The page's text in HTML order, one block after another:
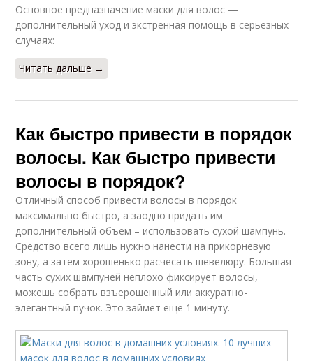
Основное предназначение маски для волос —
дополнительный уход и экстренная помощь в серьезных
случаях:
Читать дальше →
Как быстро привести в порядок
волосы. Как быстро привести
волосы в порядок?
Отличный способ привести волосы в порядок
максимально быстро, а заодно придать им
дополнительный объем – использовать сухой шампунь.
Средство всего лишь нужно нанести на прикорневую
зону, а затем хорошенько расчесать шевелюру. Большая
часть сухих шампуней неплохо фиксирует волосы,
можешь собрать взъерошенный или аккуратно-
элегантный пучок. Это займет еще 1 минуту.